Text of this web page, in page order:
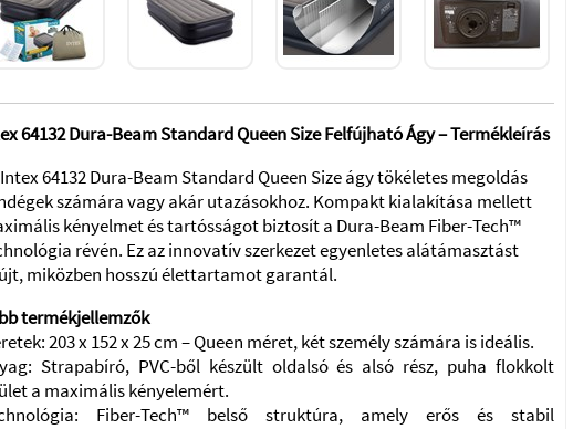
64132 Dura-Beam Standard Queen Size Felfújható Ágy – Termékleírás
64132 Dura-Beam Standard Queen Size ágy tökéletes megoldás
számára vagy akár utazásokhoz. Kompakt kialakítása mellett
kényelmet és tartósságot biztosít a Dura-Beam Fiber-Tech™
révén. Ez az innovatív szerkezet egyenletes alátámasztást
miközben hosszú élettartamot garantál.
termékjellemzők
203 x 152 x 25 cm – Queen méret, két személy számára is ideális.
Strapabíró, PVC-ből készült oldalsó és alsó rész, puha flokkolt
a maximális kényelemért.
Fiber-Tech™ belső struktúra, amely erős és stabil